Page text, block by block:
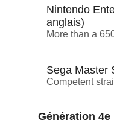
Nintendo
anglais)
More than a
Sega Master
Competent
Génération 4e